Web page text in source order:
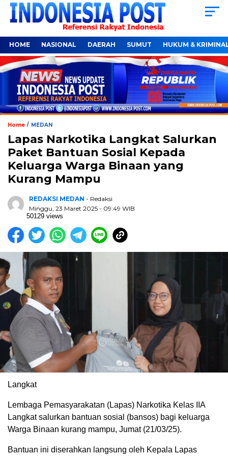
HOME NASIONAL DAERAH SUMUT HUKUM &
Home / MEDAN
Lapas Narkotika Langkat Salurkan
Paket Bantuan Sosial Kepada
Keluarga Warga Binaan yang
Kurang Mampu
REDAKSI MEDAN - Redaksi
Minggu, 23 Maret 2025 - 09:49 WIB
50129 views
Langkat
Lembaga Pemasyarakatan (Lapas) Narkotika Kelas IIA
Langkat salurkan bantuan sosial (bansos) bagi keluarga
Warga Binaan kurang mampu, Jumat (21/03/25).
Bantuan ini diserahkan langsung oleh Kepala Lapas